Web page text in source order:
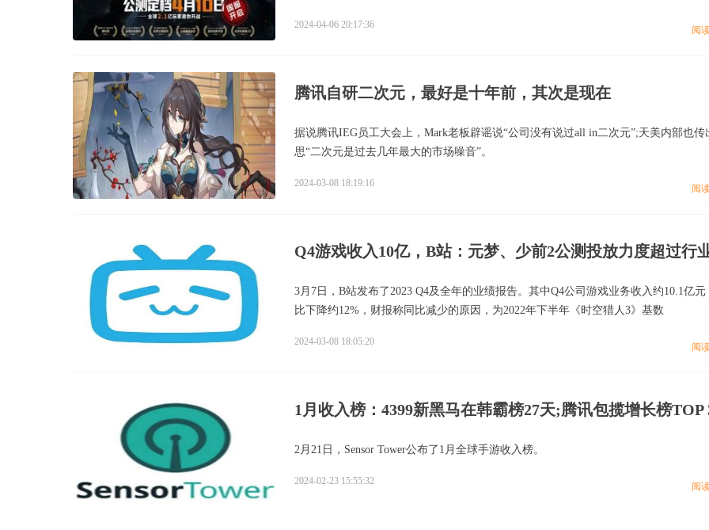
2024-04-06 20:17:36 阅
腾讯自研二次元，最好是十年前，其次是现在
据说腾讯IEG员工大会上，Mark老板辟谣说“公司没有说过all in二次元”;天美内部也传
思“二次元是过去几年最大的市场噪音”。
2024-03-08 18:19:16 阅
3月7日，B站发布了2023 Q4及全年的业绩报告。其中Q4公司游戏业务收入约10.1亿元
比下降约12%，财报称同比减少的原因，为2022年下半年《时空猎人3》基数
2024-03-08 18:05:20 阅
1月收入榜：4399新黑马在韩霸榜27天;腾讯包揽增长榜TOP
2月21日，Sensor Tower公布了1月全球手游收入榜。
2024-02-23 15:55:32 阅